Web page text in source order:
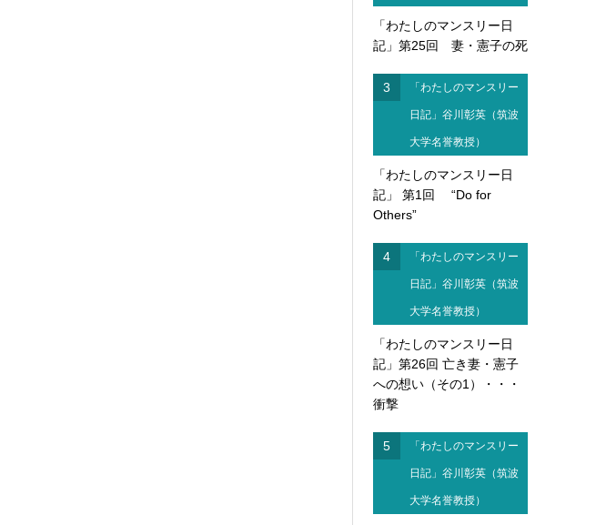
「わたしのマンスリー日
記」第25回 妻・憲子の死
3 「わたしのマンスリー
日記」谷川彰英（筑波
大学名誉教授）
「わたしのマンスリー日
記」 第1回 “Do for
Others”
4 「わたしのマンスリー
日記」谷川彰英（筑波
大学名誉教授）
「わたしのマンスリー日
記」第26回 亡き妻・憲子
への想い（その1）・・・
衝撃
5 「わたしのマンスリー
日記」谷川彰英（筑波
大学名誉教授）